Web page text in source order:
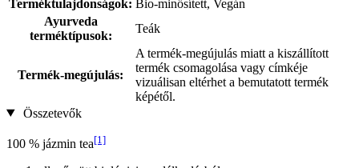
Terméktulajdonságok: Bio-minősített, Vegán
Ayurveda
terméktípusok:
Teák
Termék-megújulás:
A termék-megújulás miatt a kiszállított
termék csomagolása vagy címkéje
vizuálisan eltérhet a bemutatott termék
képétől.
Összetevők
100 % jázmin tea[1]